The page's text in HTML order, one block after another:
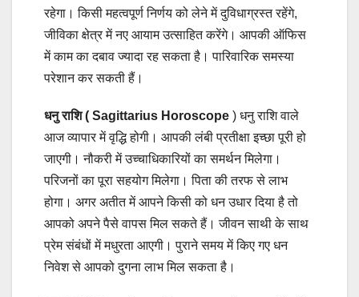
रहेगा। किसी महत्वपूर्ण निर्णय को लेने में दुविधाग्रस्त रहेंगे,
जीविका क्षेत्र में नए आयाम उत्साहित करेंगे। आपकी ऑफिस
में काम का दबाव ज्यादा रह सकता है। पारिवारिक समस्या
परेशान कर सकती हैं।
धनु राशि ( Sagittarius Horoscope ) धनु राशि वाले
आज व्यापार में वृद्धि होगी। आपकी लंबी प्रतीक्षा इच्छा पूरी हो
जाएगी। नौकरी में उच्चाधिकारियों का समर्थन मिलेगा।
परिजनों का पूरा सहयोग मिलेगा। पिता की तरफ से लाभ
होगा। अगर अतीत में आपने किसी को धन उधार दिया है तो
आपको अपने पैसे वापस मिल सकते हैं। जीवन साथी के साथ
प्रेम संबंधों में मधुरता आएगी। पुराने समय में किए गए धन
निवेश से आपको दुगना लाभ मिल सकता है।